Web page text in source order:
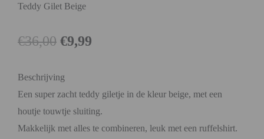
Teddy Gilet Beige
€36,00 €9,99
Beschrijving
Een super zacht teddy giletje in de kleur beige, met een
houtje touwtje sluiting.
Makkelijk met alles te combineren, leuk met een ruffelshirt.